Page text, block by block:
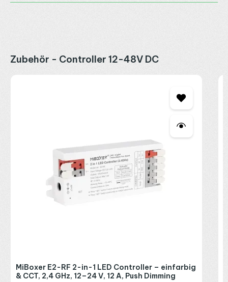
Produktgalerie überspringen
Zubehör - Controller 12-48V DC
MiBoxer E2-RF 2-in-1 LED Controller – einfarbig
& CCT, 2,4 GHz, 12–24 V, 12 A, Push Dimming